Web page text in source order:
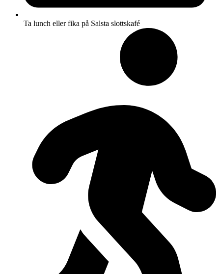
Ta lunch eller fika på Salsta slottskafé